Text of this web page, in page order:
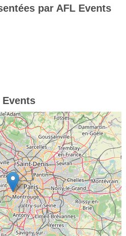
par AFL Events